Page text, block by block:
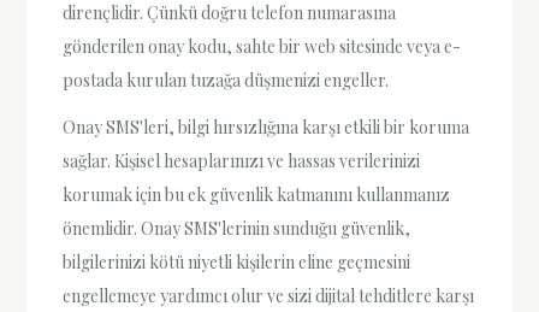
dirençlidir. Çünkü doğru telefon numarasına
gönderilen onay kodu, sahte bir web sitesinde veya e-
postada kurulan tuzağa düşmenizi engeller.
Onay SMS'leri, bilgi hırsızlığına karşı etkili bir koruma
sağlar. Kişisel hesaplarınızı ve hassas verilerinizi
korumak için bu ek güvenlik katmanını kullanmanız
önemlidir. Onay SMS'lerinin sunduğu güvenlik,
bilgilerinizi kötü niyetli kişilerin eline geçmesini
engellemeye yardımcı olur ve sizi dijital tehditlere karşı